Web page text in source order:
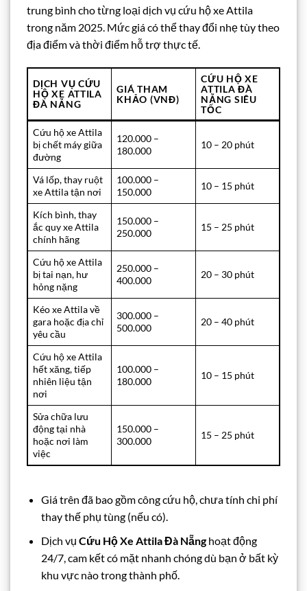
trung bình cho từng loại dịch vụ cứu hộ xe Attila
trong năm 2025. Mức giá có thể thay đổi nhẹ tùy theo
địa điểm và thời điểm hỗ trợ thực tế.
DỊCH VỤ CỨU
HỘ XE ATTILA
ĐÀ NẴNG
GIÁ THAM
KHẢO (VNĐ)
CỨU HỘ XE
ATTILA ĐÀ
NẴNG SIÊU
TỐC
Cứu hộ xe Attila
bị chết máy giữa
đường
120.000 –
180.000
10 – 20 phút
Vá lốp, thay ruột
xe Attila tận nơi
100.000 –
150.000
10 – 15 phút
Kích bình, thay
ắc quy xe Attila
chính hãng
150.000 –
250.000
15 – 25 phút
Cứu hộ xe Attila
bị tai nạn, hư
hỏng nặng
250.000 –
400.000
20 – 30 phút
Kéo xe Attila về
gara hoặc địa chỉ
yêu cầu
300.000 –
500.000
20 – 40 phút
Cứu hộ xe Attila
hết xăng, tiếp
nhiên liệu tận
nơi
100.000 –
180.000
10 – 15 phút
Sửa chữa lưu
động tại nhà
hoặc nơi làm
việc
150.000 –
300.000
15 – 25 phút
Giá trên đã bao gồm công cứu hộ, chưa tính chi phí
thay thế phụ tùng (nếu có).
Dịch vụ Cứu Hộ Xe Attila Đà Nẵnghoạt động
24/7, cam kết có mặt nhanh chóng dù bạn ở bất kỳ
khu vực nào trong thành phố.